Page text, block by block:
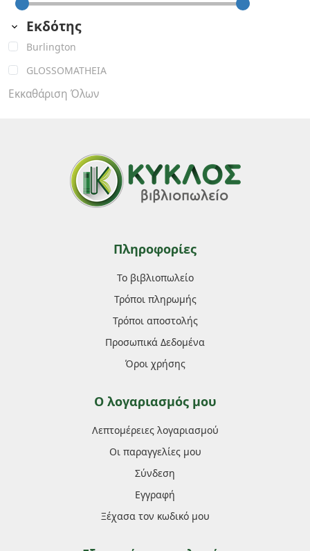
Εκδότης
Burlington
GLOSSOMATHEIA
Εκκαθάριση Όλων
Πληροφορίες
Το βιβλιοπωλείο
Τρόποι πληρωμής
Τρόποι αποστολής
Προσωπικά Δεδομένα
Όροι χρήσης
Ο λογαριασμός μου
Λεπτομέρειες λογαριασμού
Οι παραγγελίες μου
Σύνδεση
Εγγραφή
Ξέχασα τον κωδικό μου